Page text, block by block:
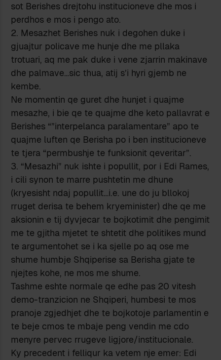
sot Berishes drejtohu institucioneve dhe mos i
perdhos e mos i pengo ato.
2. Mesazhet Berishes nuk i degohen duke i
gjuajtur policave me hunje dhe me pllaka
trotuari, aq me pak duke i vene zjarrin makinave
dhe palmave…sic thua, atij s’i hyri gjemb ne
kembe.
Ne momentin qe guret dhe hunjet i quajme
mesazhe, i bie qe te quajme dhe keto pallavrat e
Berishes “”interpelanca paralamentare” apo te
quajme luften qe Berisha po i ben institucioneve
te tjera “permbushje te funksionit qeveritar”.
3. “Mesazhi” nuk ishte i popullit, por i Edi Rames,
i cili synon te marre pushtetin me dhune
(kryesisht ndaj popullit…i.e. une do ju bllokoj
rruget derisa te behem kryeminister) dhe qe me
aksionin e tij dyvjecar te bojkotimit dhe pengimit
me te gjitha mjetet te shtetit dhe politikes mund
te argumentohet se i ka sjelle po aq ose me
shume humbje Shqiperise sa Berisha gjate te
njejtes kohe, ne mos me shume.
Tashme eshte normale qe edhe pas 20 vitesh
demo-tranzicion ne Shqiperi, humbesi te mos
pranoje zgjedhjet dhe te bojkotoje parlamentin e
te beje cmos te mbaje peng vendin me cdo
menyre pervec rrugeve ligjore/institucionale.
Ky precedent i felliqur ka vetem nje emer: Edi